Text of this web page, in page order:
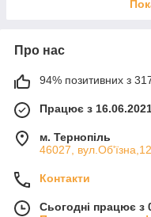
Про нас
94% позитивних з 317
Працює з
м. Тернопіль
46027,
Контакти
Сьогодні працює з